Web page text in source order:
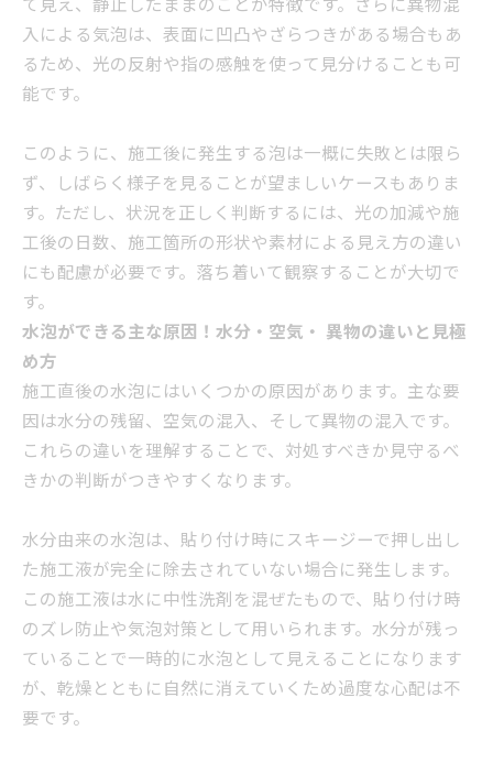
て見え、静止したままのことが特徴です。さらに異物混
入による気泡は、表面に凹凸やざらつきがある場合もあ
るため、光の反射や指の感触を使って見分けることも可
能です。
このように、施工後に発生する泡は一概に失敗とは限ら
ず、しばらく様子を見ることが望ましいケースもありま
す。ただし、状況を正しく判断するには、光の加減や施
工後の日数、施工箇所の形状や素材による見え方の違い
にも配慮が必要です。落ち着いて観察することが大切で
す。
水泡ができる主な原因！水分・空気・ 異物の違いと見極
め方
施工直後の水泡にはいくつかの原因があります。主な要
因は水分の残留、空気の混入、そして異物の混入です。
これらの違いを理解することで、対処すべきか見守るべ
きかの判断がつきやすくなります。
水分由来の水泡は、貼り付け時にスキージーで押し出し
た施工液が完全に除去されていない場合に発生します。
この施工液は水に中性洗剤を混ぜたもので、貼り付け時
のズレ防止や気泡対策として用いられます。水分が残っ
ていることで一時的に水泡として見えることになります
が、乾燥とともに自然に消えていくため過度な心配は不
要です。